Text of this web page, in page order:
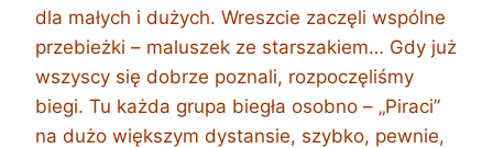
dla małych i dużych. Wreszcie zaczęli wspólne
przebieżki – maluszek ze starszakiem… Gdy już
wszyscy się dobrze poznali, rozpoczęliśmy
biegi. Tu każda grupa biegła osobno – „Piraci”
na dużo większym dystansie, szybko, pewnie,